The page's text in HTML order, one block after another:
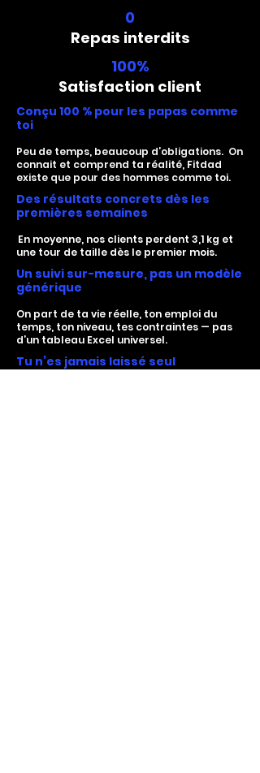
0
Repas interdits
100%
Satisfaction client
Conçu 100 % pour les papas comme
toi
Peu de temps, beaucoup d’obligations. On
connait et comprend ta réalité, Fitdad
existe que pour des hommes comme toi.
Des résultats concrets dès les
premières semaines
En moyenne, nos clients perdent 3,1 kg et
une tour de taille dès le premier mois.
Un suivi sur-mesure, pas un modèle
générique
On part de ta vie réelle, ton emploi du
temps, ton niveau, tes contraintes — pas
d’un tableau Excel universel.
Tu n’es jamais laissé seul